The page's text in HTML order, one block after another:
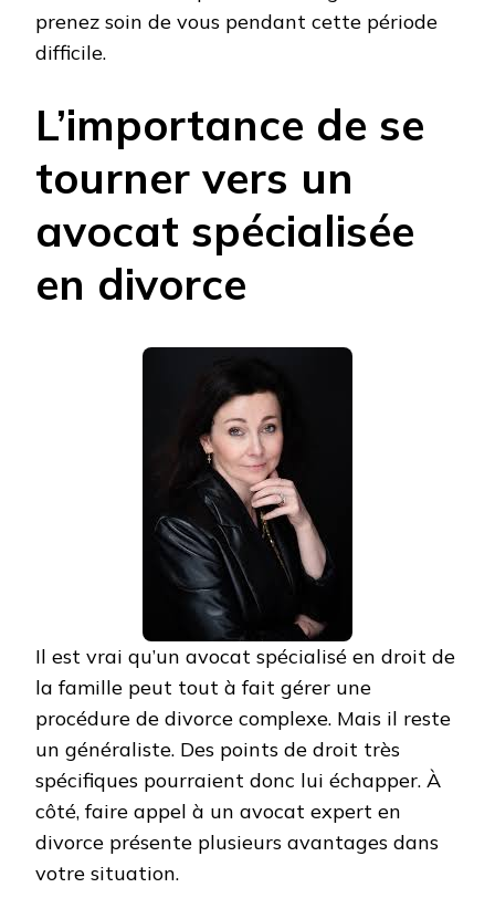
prenez soin de vous pendant cette période
difficile.
L’importance de se
tourner vers un
avocat spécialisée
en divorce
Il est vrai qu’un avocat spécialisé en droit de
la famille peut tout à fait gérer une
procédure de divorce complexe. Mais il reste
un généraliste. Des points de droit très
spécifiques pourraient donc lui échapper. À
côté, faire appel à un avocat expert en
divorce présente plusieurs avantages dans
votre situation.